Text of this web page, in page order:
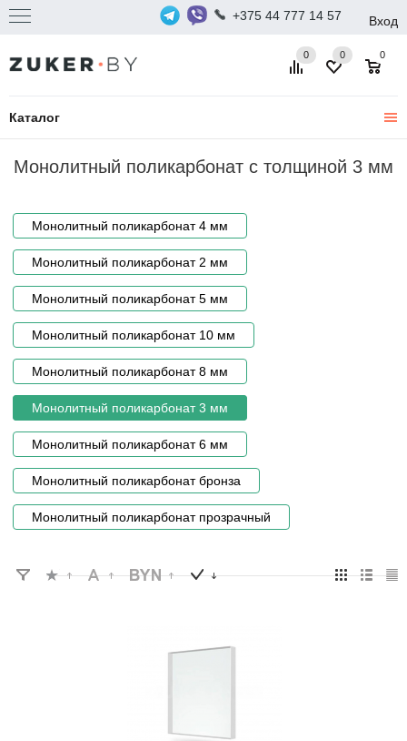
+375 44 777 14 57 Вход
Каталог
0 0
0
Монолитный поликарбонат с толщиной 3 мм
Монолитный поликарбонат 4 мм
Монолитный поликарбонат 2 мм
Монолитный поликарбонат 5 мм
Монолитный поликарбонат 10 мм
Монолитный поликарбонат 8 мм
Монолитный поликарбонат 3 мм
Монолитный поликарбонат 6 мм
Монолитный поликарбонат бронза
Монолитный поликарбонат прозрачный